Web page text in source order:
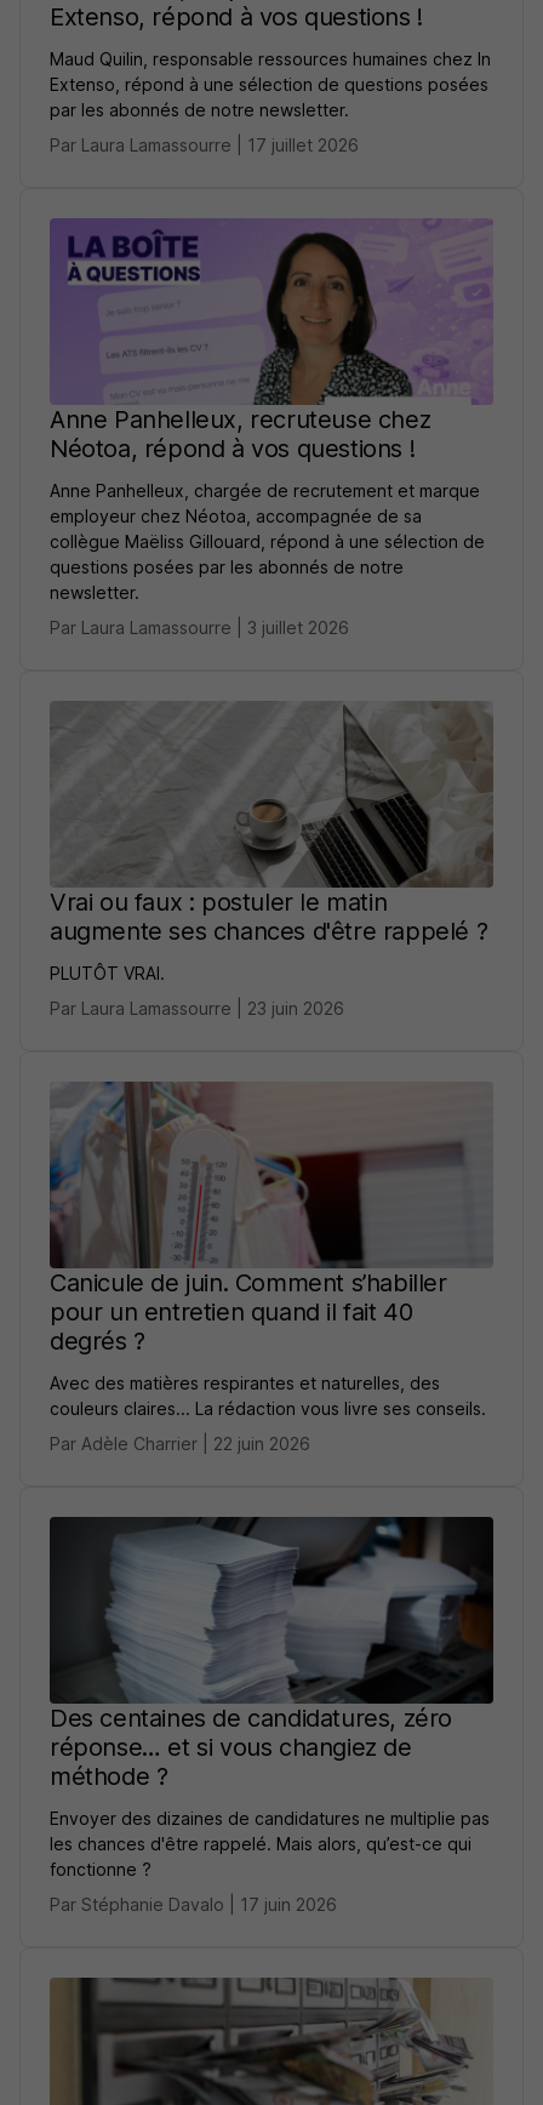
Extenso, répond à vos questions !
Maud Quilin, responsable ressources humaines chez In
Extenso, répond à une sélection de questions posées
par les abonnés de notre newsletter.
Par Laura Lamassourre | 17 juillet 2026
Anne Panhelleux, recruteuse chez
Néotoa, répond à vos questions !
Anne Panhelleux, chargée de recrutement et marque
employeur chez Néotoa, accompagnée de sa
collègue Maëliss Gillouard, répond à une sélection de
questions posées par les abonnés de notre
newsletter.
Par Laura Lamassourre | 3 juillet 2026
Vrai ou faux : postuler le matin
augmente ses chances d'être rappelé ?
PLUTÔT VRAI.
Par Laura Lamassourre | 23 juin 2026
Canicule de juin. Comment s’habiller
pour un entretien quand il fait 40
degrés ?
Avec des matières respirantes et naturelles, des
couleurs claires... La rédaction vous livre ses conseils.
Par Adèle Charrier | 22 juin 2026
Des centaines de candidatures, zéro
réponse… et si vous changiez de
méthode ?
Envoyer des dizaines de candidatures ne multiplie pas
les chances d'être rappelé. Mais alors, qu’est-ce qui
fonctionne ?
Par Stéphanie Davalo | 17 juin 2026